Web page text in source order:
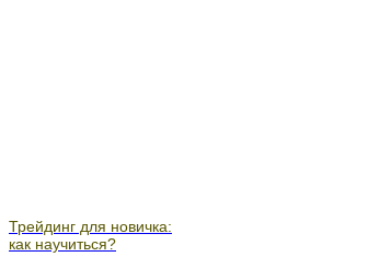
Трейдинг для новичка:
как научиться?